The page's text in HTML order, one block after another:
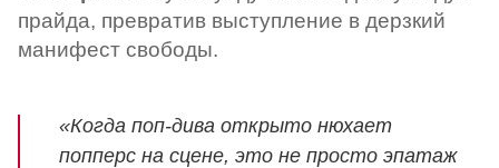
прайда, превратив выступление в дерзкий
манифест свободы.
«Когда поп-дива открыто нюхает
попперс на сцене, это не просто эпатаж